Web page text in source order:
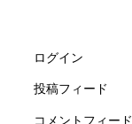
ログイン
投稿フィード
コメントフィード